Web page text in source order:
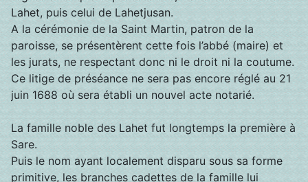
Lahet, puis celui de Lahetjusan.
A la cérémonie de la Saint Martin, patron de la
paroisse, se présentèrent cette fois l’abbé (maire) et
les jurats, ne respectant donc ni le droit ni la coutume.
Ce litige de préséance ne sera pas encore réglé au 21
juin 1688 où sera établi un nouvel acte notarié.
La famille noble des Lahet fut longtemps la première à
Sare.
Puis le nom ayant localement disparu sous sa forme
primitive, les branches cadettes de la famille lui